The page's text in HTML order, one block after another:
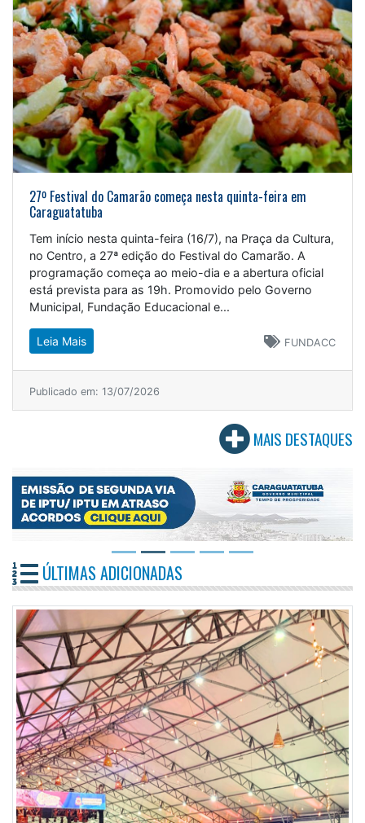
27º Festival do Camarão começa nesta quinta-feira em
Caraguatatuba
Tem início nesta quinta-feira (16/7), na Praça da Cultura,
no Centro, a 27ª edição do Festival do Camarão. A
programação começa ao meio-dia e a abertura oficial
está prevista para as 19h. Promovido pelo Governo
Municipal, Fundação Educacional e...
FUNDACC
Leia Mais
Publicado em: 13/07/2026
MAIS DESTAQUES
ÚLTIMAS ADICIONADAS